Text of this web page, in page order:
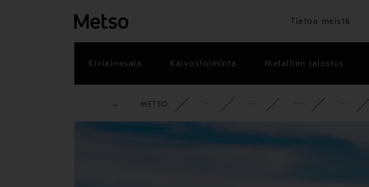
Tietoa meistä
Kiviainesala Kaivostoiminta Metallien jalostus
METSO YRITYS PYSY AJAN TASALLA
UUTISET